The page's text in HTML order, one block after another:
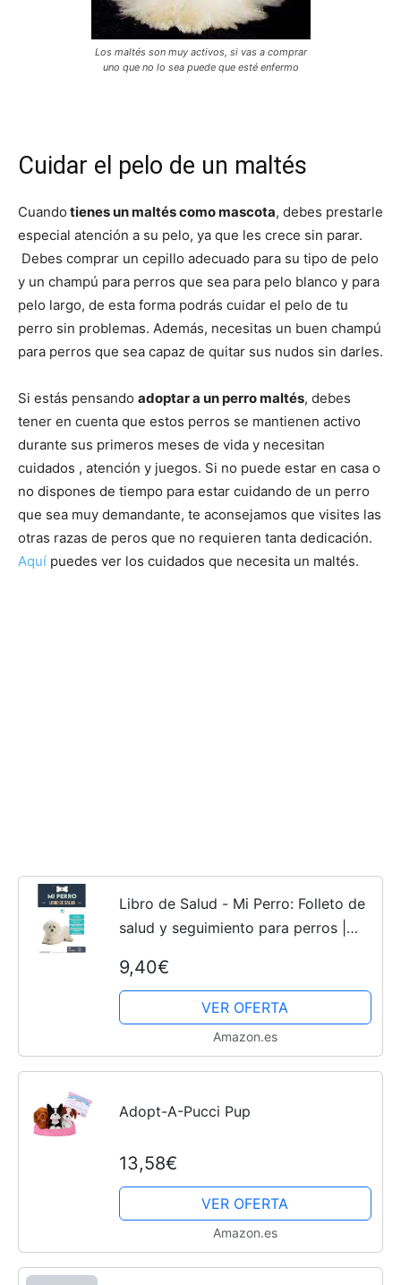
Los maltés son muy activos, si vas a comprar
uno que no lo sea puede que esté enfermo
Cuidar el pelo de un maltés
Cuando tienes un maltés como mascota, debes prestarle
especial atención a su pelo, ya que les crece sin parar.
Debes comprar un cepillo adecuado para su tipo de pelo
y un champú para perros que sea para pelo blanco y para
pelo largo, de esta forma podrás cuidar el pelo de tu
perro sin problemas. Además, necesitas un buen champú
para perros que sea capaz de quitar sus nudos sin darles.
Si estás pensando adoptar a un perro maltés, debes
tener en cuenta que estos perros se mantienen activo
durante sus primeros meses de vida y necesitan
cuidados , atención y juegos. Si no puede estar en casa o
no dispones de tiempo para estar cuidando de un perro
que sea muy demandante, te aconsejamos que visites las
otras razas de peros que no requieren tanta dedicación.
Aquí puedes ver los cuidados que necesita un maltés.
Libro de Salud - Mi Perro: Folleto de
salud y seguimiento para perros |
Formato 15.24 x 22.86 cm
9,40€
VER OFERTA
Amazon.es
Adopt-A-Pucci Pup
13,58€
VER OFERTA
Amazon.es